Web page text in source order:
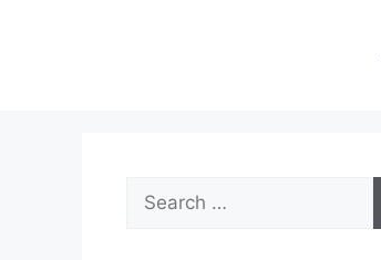
Search
for: